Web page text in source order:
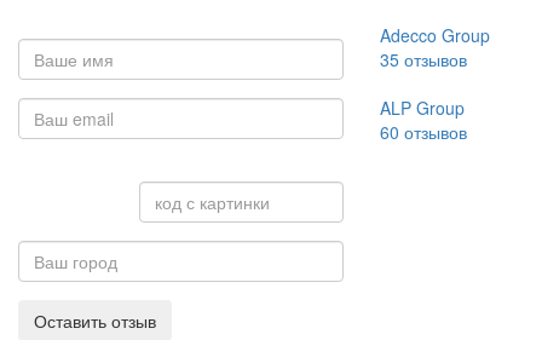
Оставить отзыв
Adecco Group
35отзывов
ALP Group
60 отзывов